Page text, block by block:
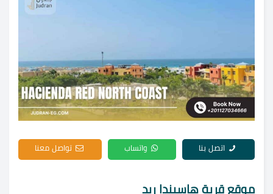
اتصل بنا واتساب تواصل معنا
موقع قرية هاسيندا ريد